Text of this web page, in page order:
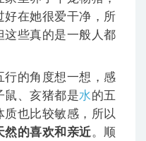
在她很爱干净，所
些真的是一般人都
的角度想一想，感
鼠、亥猪都是水的五
也比较敏感，所以
然的喜欢和亲近。顺